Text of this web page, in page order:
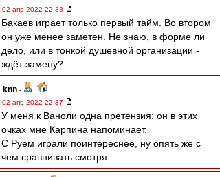
02 апр 2022 22:38
Бакаев играет только первый тайм. Во втором
он уже менее заметен. Не знаю, в форме ли
дело, или в тонкой душевной организации -
ждёт замену?
knn -
02 апр 2022 22:37
У меня к Ваноли одна претензия: он в этих
очках мне Карпина напоминает.
С Руем играли поинтереснее, ну опять же с
чем сравнивать смотря.